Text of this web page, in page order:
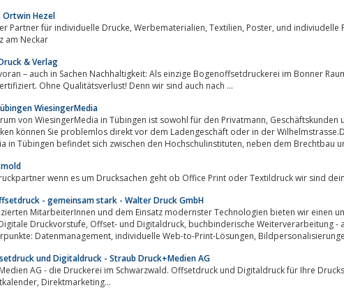
Ortwin Hezel
Drucke, Werbematerialien, Textilien, Poster, und indiviudelle Foto-Geschenke aus
am Neckar
& Verlag
– auch in Sachen Nachhaltigkeit: Als einzige Bogenoffsetdruckerei im Bonner
Ohne Qualitätsverlust! Denn wir sind auch nach ...
WiesingerMedia
WiesingerMedia in Tübingen ist sowohl für den Privatmann, Geschäftskunden und Studenten
können Sie problemlos direkt vor dem Ladengeschäft oder in der
WiesingerMedia in Tübingen befindet sich zwischen den Hochschulinstituten, neben dem
wenn es um Drucksachen geht ob Office Print oder Textildruck wir sind
- gemeinsam stark - Walter Druck GmbH
MitarbeiterInnen und dem Einsatz modernster Technologien bieten wir einen
buchbinderische Weiterverarbeitung - alles aus einer Hand.
Weitere Schwerpunkte: Datenmanagement, individuelle Web-to-Print-Lösungen,
und Digitaldruck - Straub Druck+Medien AG
AG - die Druckerei im Schwarzwald. Offsetdruck und Digitaldruck für Ihre
Lösungen, Duftkalender, Direktmarketing...